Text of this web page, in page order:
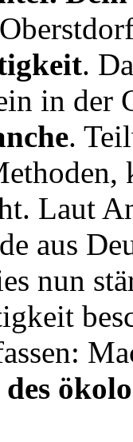
.
in der
.
Laut
aus
nun